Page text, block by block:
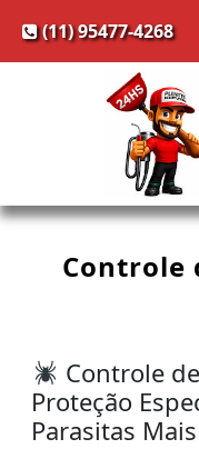
(11) 95477-4268
Controle
Controle
Proteção
Parasitas